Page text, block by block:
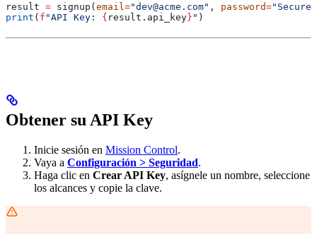
result = signup(email ="dev@acme.com" , password=
print ( f "API Key: { result.api_key} " )
Obtener su API Key
Inicie sesión en Mission Control.
Vaya a Configuración > Seguridad.
Haga clic en Crear API Key, asígnele un nombre, seleccione
los alcances y copie la clave.